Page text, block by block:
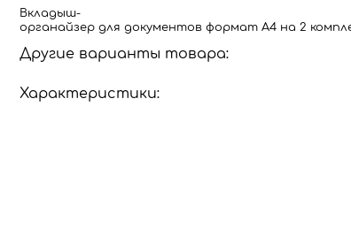
Вкладыш-
органайзер для документов формат А4 на 2
Другие варианты товара:
Характеристики: